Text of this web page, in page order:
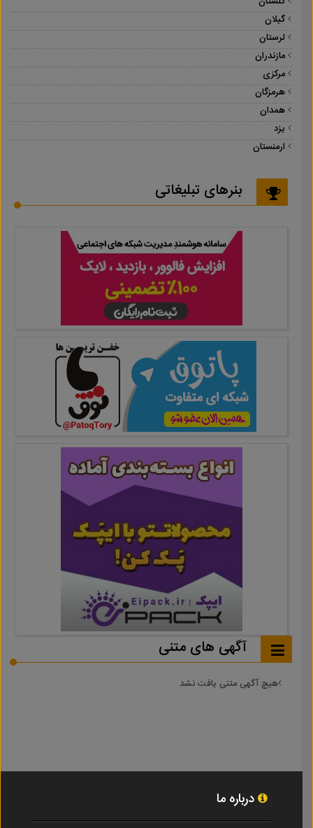
گیلان
لرستان
مازندران
مرکزی
هرمزگان
همدان
یزد
ارمنستان
بنرهای تبلیغاتی
آگهی های متنی
هیچ آگهی متنی یافت نشد
درباره ما